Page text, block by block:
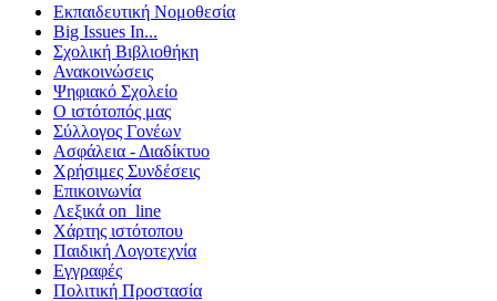
Εκπαιδευτική Νομοθεσία
Big Issues In...
Σχολική Βιβλιοθήκη
Ανακοινώσεις
Ψηφιακό Σχολείο
Ο ιστότοπός μας
Σύλλογος Γονέων
Ασφάλεια - Διαδίκτυο
Χρήσιμες Συνδέσεις
Επικοινωνία
Λεξικά on_line
Χάρτης ιστότοπου
Παιδική Λογοτεχνία
Εγγραφές
Πολιτική Προστασία